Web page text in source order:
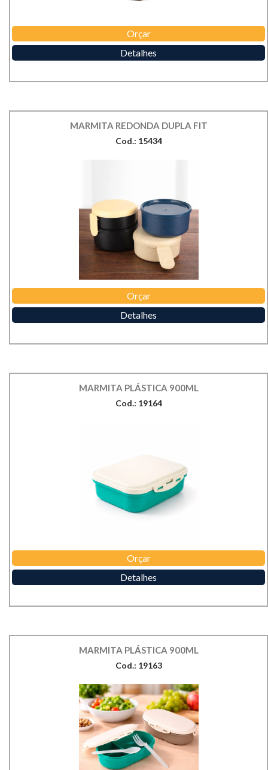
Orçar
Detalhes
MARMITA REDONDA DUPLA FIT
Cod.: 15434
Orçar
Detalhes
MARMITA PLÁSTICA 900ML
Cod.: 19164
Orçar
Detalhes
MARMITA PLÁSTICA 900ML
Cod.: 19163